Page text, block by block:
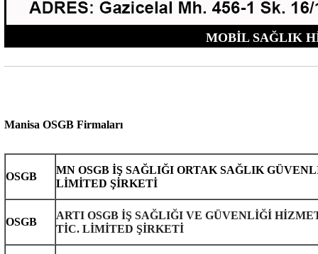
MOBİL SAĞLIK
Manisa OSGB Firmaları
OSGB
MN OSGB İŞ SAĞLIĞI ORTAK SAĞLIK
LİMİTED ŞİRKETİ
OSGB
ARTI OSGB İŞ SAĞLIĞI VE GÜVENLİĞİ
TİC. LİMİTED ŞİRKETİ